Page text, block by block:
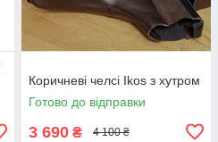
Коричневі челсі Ikos з хутром
Готово до відправки
3 690 ₴ 4 100 ₴